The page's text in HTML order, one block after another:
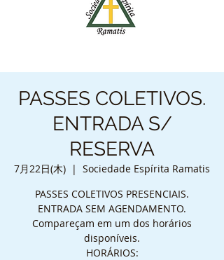
PASSES COLETIVOS.
ENTRADA S/
RESERVA
7月22日(木)
  |
Sociedade Espírita Ramatis
PASSES COLETIVOS PRESENCIAIS.
ENTRADA SEM AGENDAMENTO.
Compareçam em um dos horários
disponíveis.
HORÁRIOS: